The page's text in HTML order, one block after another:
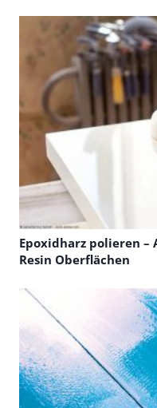
Epoxidharz polieren
Resin Oberflächen